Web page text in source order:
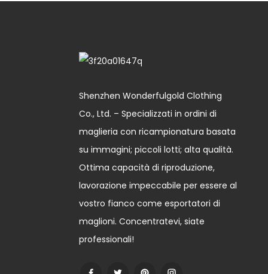
Shenzhen Wonderfulgold Clothing
Co., Ltd. – Specializzati in ordini di
maglieria con ricampionatura basata
su immagini; piccoli lotti; alta qualità.
Ottima capacità di riproduzione,
lavorazione impeccabile per essere al
vostro fianco come esportatori di
maglioni. Concentratevi, siate
professionali!